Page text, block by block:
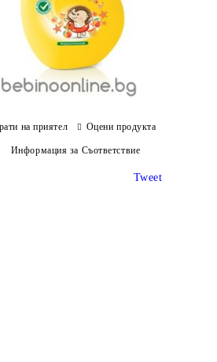
на приятел Оцени продукта
Информация за Съответствие
Tweet